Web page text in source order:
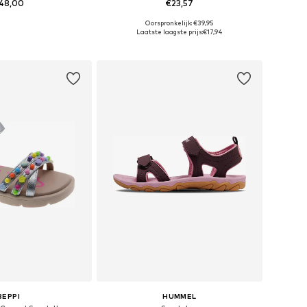
€23,57
+1
Beschikbaar in vele maten
Oorspronkelijk: €39,95
Laatste laagste prijs:€17,94
HUMMEL